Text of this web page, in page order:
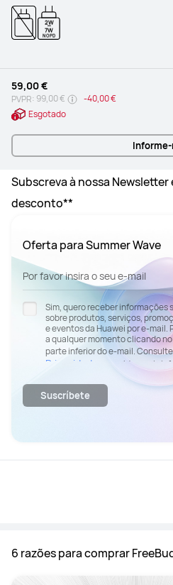
2W
-
7W
NO PD
59,00 €
PVPR: 99,00 € -40,00 €
Esgotado
Subscreva à nossa Newsletter
desconto**
Oferta para Summer Wave
Por favor insira o seu e-mail
Sim, quero receber
sobre produtos, serviços,
e eventos da Huawei por e-
a qualquer momento clicando
parte inferior do e-mail.
Privacidade
para obter mais
Suscríbete
6 razões para comprar